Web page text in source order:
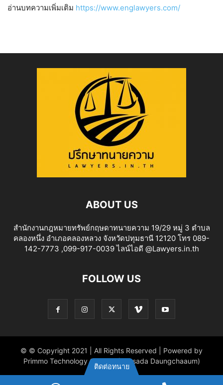
อ่านบทความเพิ่มเติม https://www.englawyers.com/
ABOUT US
สำนักงานกฎหมายทรัพย์กฤษดาทนายความ 19/29 หมู่ 3 ตำบล
คลองหนึ่ง อำเภอคลองหลวง จังหวัดปทุมธานี 12120 โทร 089-
142-7773 ,099-917-0039 ไลน์ไอดี @Lawyers.in.th
FOLLOW US
© © Copyright 2021 | All Rights Reserved | Powered by
Primmo Technology Co.,Ltd. (Khitsada Daungchaaum)
ติดต่อทนาย